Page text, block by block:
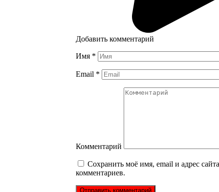
Добавить комментарий
Имя *
Email *
Комментарий
Сохранить моё имя, email и адрес
комментариев.